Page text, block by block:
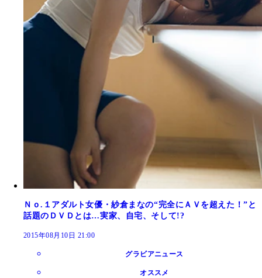
Ｎｏ.１アダルト女優・紗倉まなの“完全にＡＶを超えた！”と
話題のＤＶＤとは…実家、自宅、そして!?
2015年08月10日 21:00
グラビアニュース
オススメ